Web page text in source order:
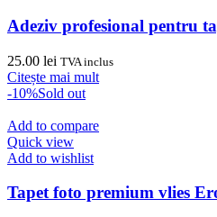
Adeziv profesional pentru
25.00 lei TVA inclus
Citește mai mult
-10%Sold out
Add to compare
Quick view
Add to wishlist
Tapet foto premium vlies